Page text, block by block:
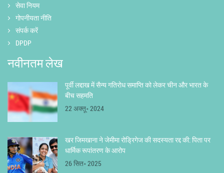
सेवा नियम
गोपनीयता नीति
संपर्क करें
DPDP
नवीनतम लेख
पूर्वी लद्दाख में सैन्य गतिरोध समाप्ति को लेकर चीन और भारत के
बीच सहमति
22 अक्तू॰ 2024
खर जिमखाना ने जेमीमा रोड्रिगेज की सदस्यता रद्द की: पिता पर
धार्मिक रूपांतरण के आरोप
26 सित॰ 2025